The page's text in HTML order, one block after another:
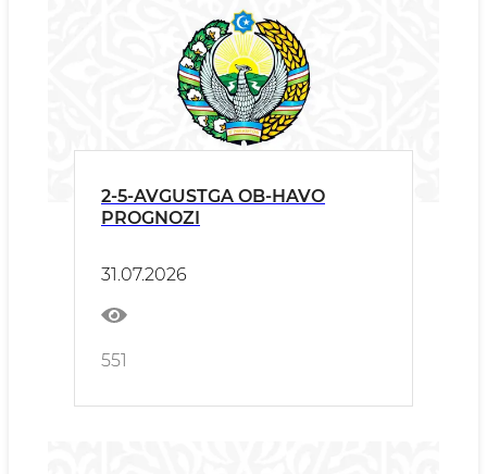
2-5-AVGUSTGA OB-HAVO
PROGNOZI
31.07.2026
551